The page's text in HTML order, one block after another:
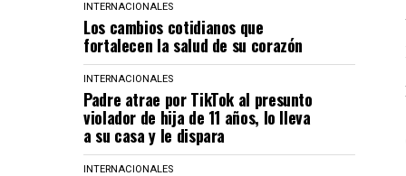
INTERNACIONALES
Los cambios cotidianos que
fortalecen la salud de su corazón
INTERNACIONALES
Padre atrae por TikTok al presunto
violador de hija de 11 años, lo lleva
a su casa y le dispara
INTERNACIONALES